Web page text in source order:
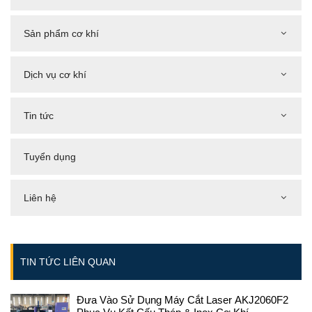
Sản phẩm cơ khí
Dịch vụ cơ khí
Tin tức
Tuyển dụng
Liên hệ
TIN TỨC LIÊN QUAN
Đưa Vào Sử Dụng Máy Cắt Laser AKJ2060F2